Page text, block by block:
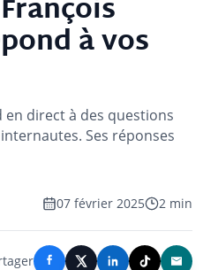
à vos
en direct à des questions
Ses réponses
07 février 2025 2 min